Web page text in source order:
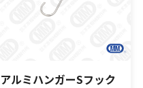
アルミハンガーSフック